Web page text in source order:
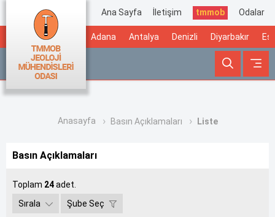
Ana Sayfa İletişim tmmob Odalar
Adana Antalya Denizli Diyarbakır
Anasayfa Basın Açıklamaları Liste
Basın Açıklamaları
Toplam 24adet.
Sırala
Şube Seç